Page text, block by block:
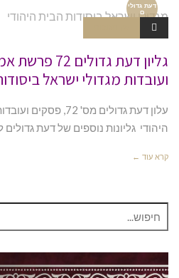
דעת גדולי
ם
גליון דעת
ועובדות מגדולי ישראל
עלון דעת גדולים מס'
היהודי גליונות נוספים של דעת
קרא עוד ←
עבור: